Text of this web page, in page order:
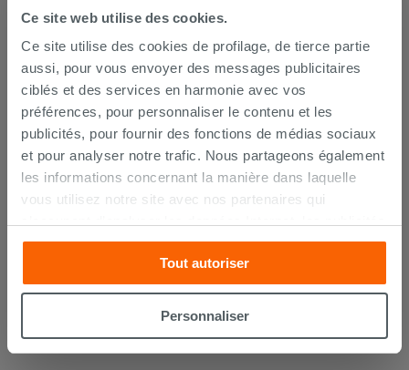
Ce site web utilise des cookies.
Ce site utilise des cookies de profilage, de tierce partie
aussi, pour vous envoyer des messages publicitaires
ciblés et des services en harmonie avec vos
préférences, pour personnaliser le contenu et les
publicités, pour fournir des fonctions de médias sociaux
et pour analyser notre trafic. Nous partageons également
les informations concernant la manière dans laquelle
vous utilisez notre site avec nos partenaires qui
et les réseaux sociaux. Lesdits partenaires pourraient
combiner ces informations avec d’autres que vous leur
avez fournies ou qu’ils ont recueillies à partir de votre
utilisation sur leurs services. Si vous souhaitez en savoir
cookies, ou à quelques-uns seulement,cliquez iciou
Tout autoriser
Personnaliser
WC monobloc Flo 60x36 cm adossé
au mur sortie horizontale/verticale
325,90 € /PC
AJOUTER AU PANIER